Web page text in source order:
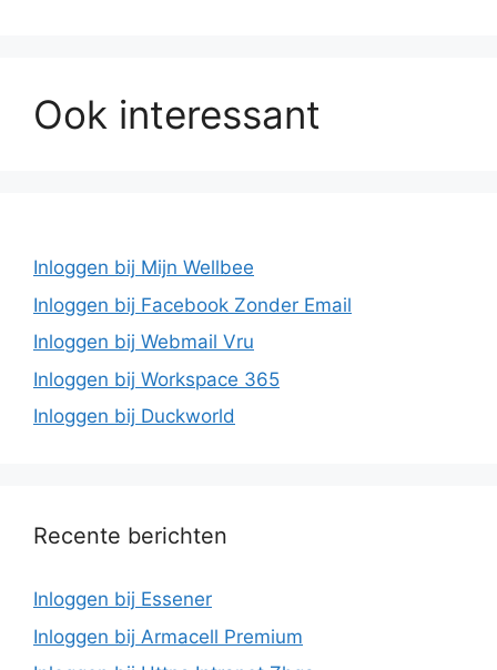
Ook interessant
Inloggen bij Mijn Wellbee
Inloggen bij Facebook Zonder Email
Inloggen bij Webmail Vru
Inloggen bij Workspace 365
Inloggen bij Duckworld
Recente berichten
Inloggen bij Essener
Inloggen bij Armacell Premium